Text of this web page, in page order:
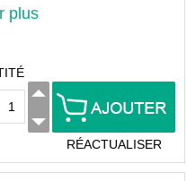
plus
RÉACTUALISER